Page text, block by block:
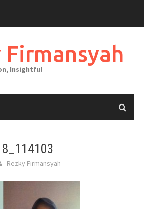
Firmansyah
Insightful
Rezky Firmansyah